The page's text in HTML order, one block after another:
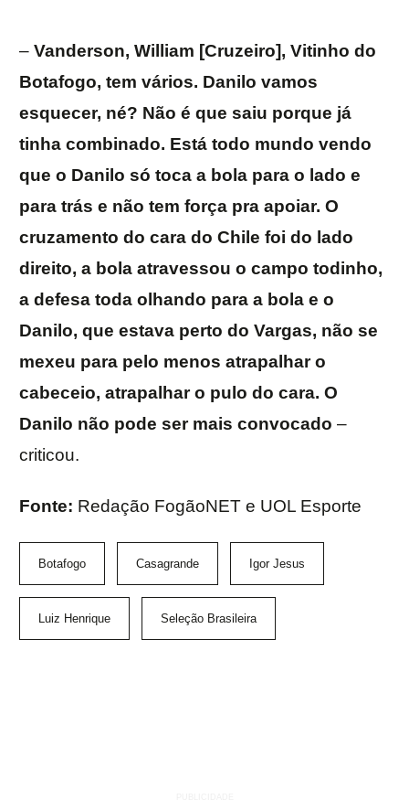
– Vanderson, William [Cruzeiro], Vitinho do
Botafogo, tem vários. Danilo vamos
esquecer, né? Não é que saiu porque já
tinha combinado. Está todo mundo vendo
que o Danilo só toca a bola para o lado e
para trás e não tem força pra apoiar. O
cruzamento do cara do Chile foi do lado
direito, a bola atravessou o campo todinho,
a defesa toda olhando para a bola e o
Danilo, que estava perto do Vargas, não se
mexeu para pelo menos atrapalhar o
cabeceio, atrapalhar o pulo do cara. O
Danilo não pode ser mais convocado –
criticou.
Fonte: Redação FogãoNET e UOL Esporte
Botafogo Casagrande Igor Jesus
Luiz Henrique Seleção Brasileira